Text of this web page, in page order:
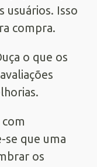
usuários. Isso
compra.
o que os
com
se que uma
os